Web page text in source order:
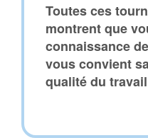
Toutes ces
montrent que
connaissance
vous convient
qualité du